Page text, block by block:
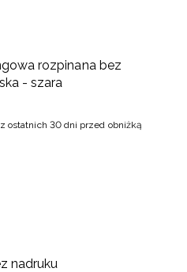
rozpinana bez
- szara
ostatnich 30 dni przed obniżką
nadruku